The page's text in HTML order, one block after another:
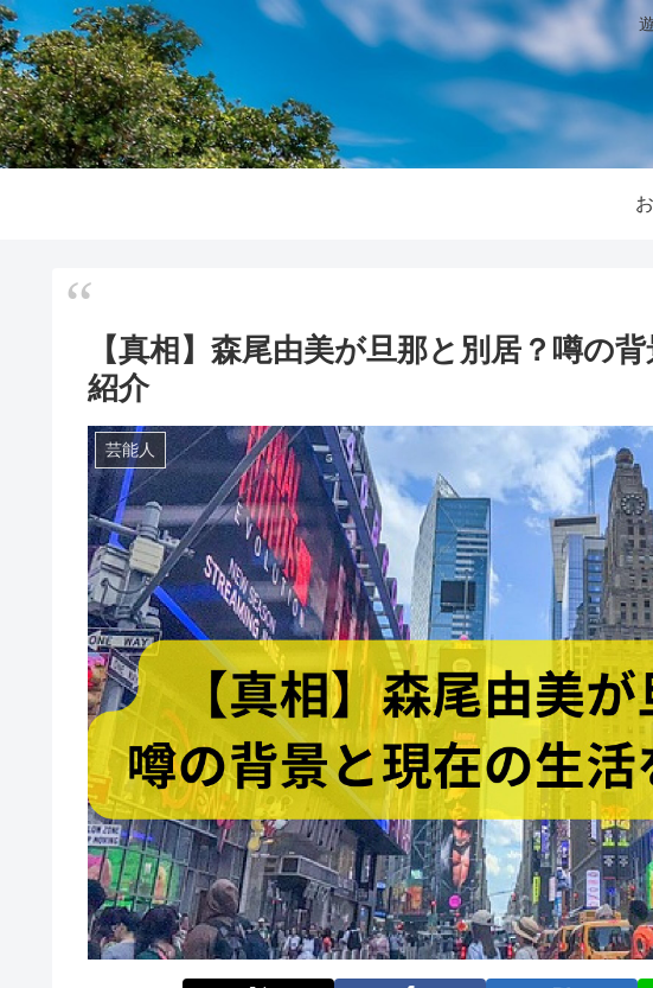
【真相】森尾由美が旦那と別居？噂の
紹介
芸能人